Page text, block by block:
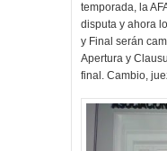
temporada, la
disputa y ahora
y Final serán
Apertura y
final. Cambio,